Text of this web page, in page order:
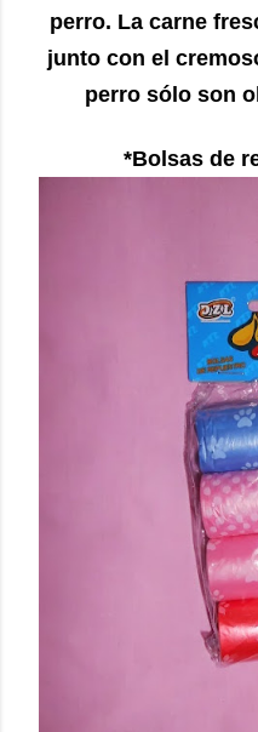
perro. La carne
junto con el
perro sólo son
*Bolsas de